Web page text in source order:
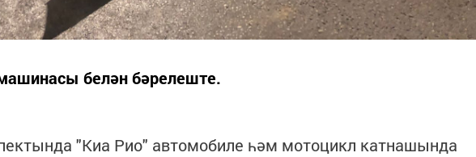
белән бәрелеште.
"Киа Рио" автомобиле һәм мотоцикл катнашында